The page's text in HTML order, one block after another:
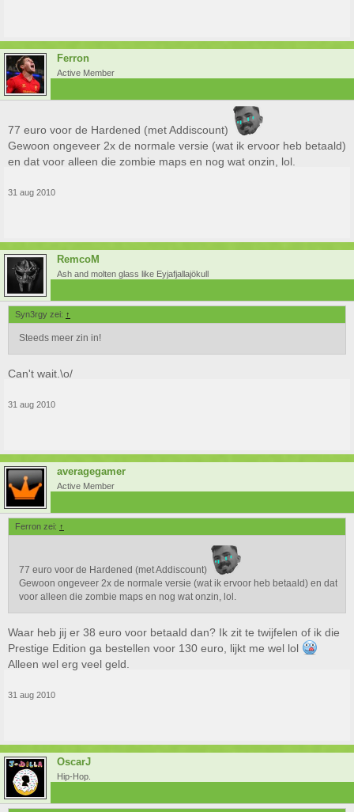
Ferron
Active Member
77 euro voor de Hardened (met Addiscount)
Gewoon ongeveer 2x de normale versie (wat ik ervoor heb betaald)
en dat voor alleen die zombie maps en nog wat onzin, lol.
31 aug 2010
RemcoM
Ash and molten glass like Eyjafjallajökull
Syn3rgy zei: ↑
Steeds meer zin in!
Can't wait.\o/
31 aug 2010
averagegamer
Active Member
Ferron zei: ↑
77 euro voor de Hardened (met Addiscount)
Gewoon ongeveer 2x de normale versie (wat ik ervoor heb betaald) en dat
voor alleen die zombie maps en nog wat onzin, lol.
Waar heb jij er 38 euro voor betaald dan? Ik zit te twijfelen of ik die
Prestige Edition ga bestellen voor 130 euro, lijkt me wel lol
Alleen wel erg veel geld.
31 aug 2010
OscarJ
Hip-Hop.